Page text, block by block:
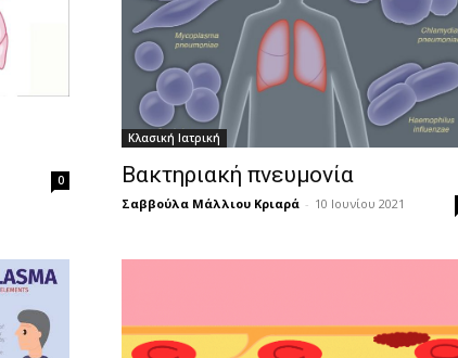
0
Κλασική Ιατρική
Βακτηριακή πνευμονία
Σαββούλα Μάλλιου Κριαρά - 10 Ιουνίου 2021